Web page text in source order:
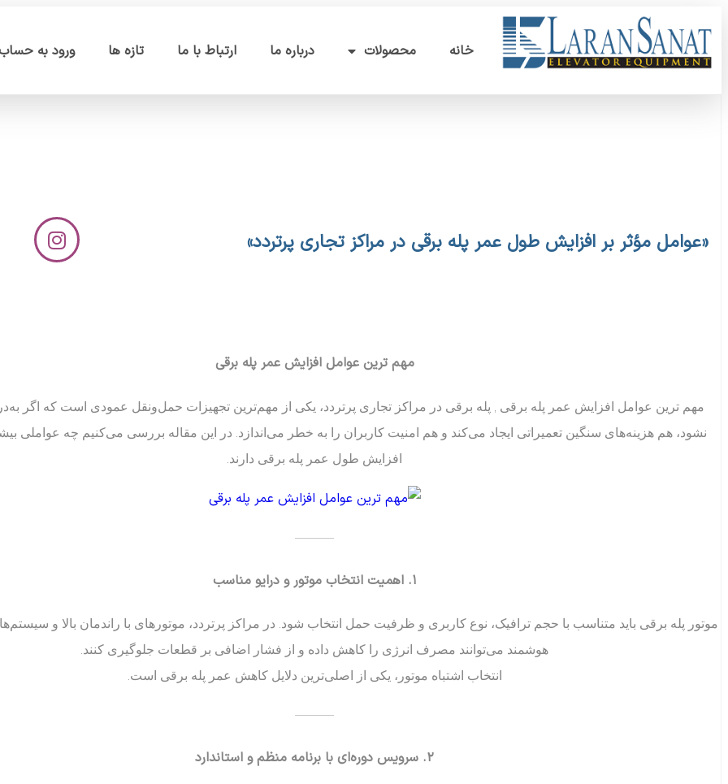
خانه محصولات درباره ما ارتباط با ما تازه ها ورود به حساب
«عوامل مؤثر بر افزایش طول عمر پله برقی در مراکز تجاری پرتردد»
مهم ترین عوامل افزایش عمر پله برقی
مهم ترین عوامل افزایش عمر پله برقی , پله برقی در مراکز تجاری پرتردد، یکی از مهم‌ترین تجهیزات حمل‌ونقل عمودی است که اگر
نشود، هم هزینه‌های سنگین تعمیراتی ایجاد می‌کند و هم امنیت کاربران را به خطر می‌اندازد. در این مقاله بررسی می‌کنیم چه عواملی
افزایش طول عمر پله برقی دارند.
———
۱. اهمیت انتخاب موتور و درایو مناسب
موتور پله برقی باید متناسب با حجم ترافیک، نوع کاربری و ظرفیت حمل انتخاب شود. در مراکز پرتردد، موتورهای با راندمان بالا و
هوشمند می‌توانند مصرف انرژی را کاهش داده و از فشار اضافی بر قطعات جلوگیری کنند.
انتخاب اشتباه موتور، یکی از اصلی‌ترین دلایل کاهش عمر پله برقی است.
———
۲. سرویس دوره‌ای با برنامه منظم و استاندارد